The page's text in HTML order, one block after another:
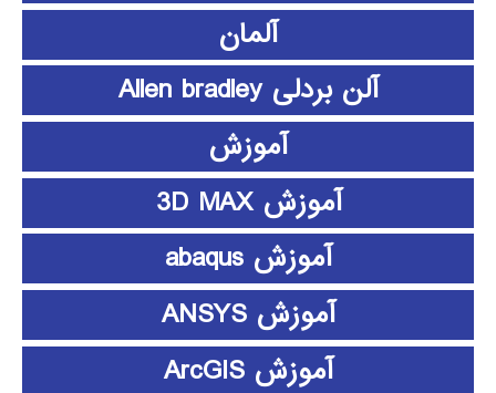
آلمان
آلن بردلی Allen bradley
آموزش
آموزش 3D MAX
آموزش abaqus
آموزش ANSYS
آموزش ArcGIS